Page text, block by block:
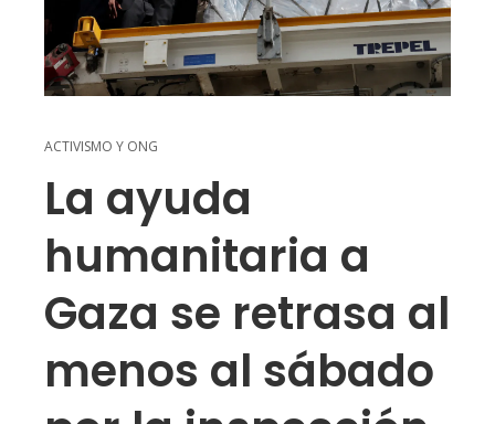
ACTIVISMO Y ONG
La ayuda
humanitaria a
Gaza se retrasa al
menos al sábado